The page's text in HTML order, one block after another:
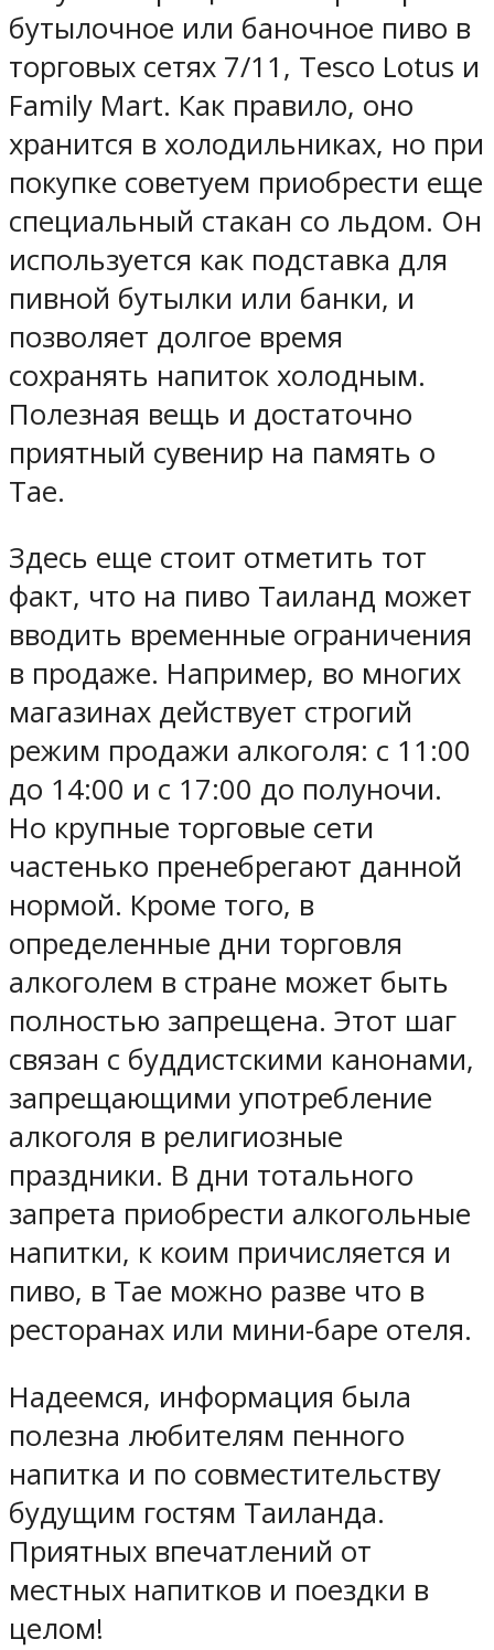
бутылочное или баночное пиво в
торговых сетях 7/11, Tesco Lotus и
Family Mart. Как правило, оно
хранится в холодильниках, но при
покупке советуем приобрести еще
специальный стакан со льдом. Он
используется как подставка для
пивной бутылки или банки, и
позволяет долгое время
сохранять напиток холодным.
Полезная вещь и достаточно
приятный сувенир на память о
Тае.
Здесь еще стоит отметить тот
факт, что на пиво Таиланд может
вводить временные ограничения
в продаже. Например, во многих
магазинах действует строгий
режим продажи алкоголя: с 11:00
до 14:00 и с 17:00 до полуночи.
Но крупные торговые сети
частенько пренебрегают данной
нормой. Кроме того, в
определенные дни торговля
алкоголем в стране может быть
полностью запрещена. Этот шаг
связан с буддистскими канонами,
запрещающими употребление
алкоголя в религиозные
праздники. В дни тотального
запрета приобрести алкогольные
напитки, к коим причисляется и
пиво, в Тае можно разве что в
ресторанах или мини-баре отеля.
Надеемся, информация была
полезна любителям пенного
напитка и по совместительству
будущим гостям Таиланда.
Приятных впечатлений от
местных напитков и поездки в
целом!